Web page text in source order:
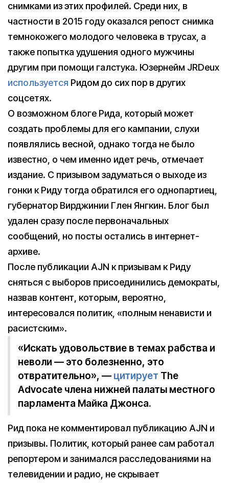
снимками из этих профилей. Среди них, в
частности в 2015 году оказался репост снимка
темнокожего молодого человека в трусах, а
также попытка удушения одного мужчины
другим при помощи галстука. Юзернейм JRDeux
используется Ридом до сих пор в других
соцсетях.
О возможном блоге Рида, который может
создать проблемы для его кампании, слухи
появлялись весной, однако тогда не было
известно, о чем именно идет речь, отмечает
издание. С призывом задуматься о выходе из
гонки к Риду тогда обратился его однопартиец,
губернатор Вирджинии Глен Янгкин. Блог был
удален сразу после первоначальных
сообщений, но посты остались в интернет-
архиве.
После публикации AJN к призывам к Риду
сняться с выборов присоединились демократы,
назвав контент, которым, вероятно,
интересовался политик, «полным ненависти и
расистским».
«Искать удовольствие в темах рабства и
неволи — это болезненно, это
отвратительно», — цитирует The
Advocate члена нижней палаты местного
парламента Майка Джонса.
Рид пока не комментировал публикацию AJN и
призывы. Политик, который ранее сам работал
репортером и занимался расследованиями на
телевидении и радио, не скрывает